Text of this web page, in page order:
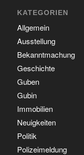
KATEGORIEN
Allgemein
Ausstellung
Bekanntmachung
Geschichte
Guben
Gubin
Immobilien
Neuigkeiten
Politik
Polizeimeldung